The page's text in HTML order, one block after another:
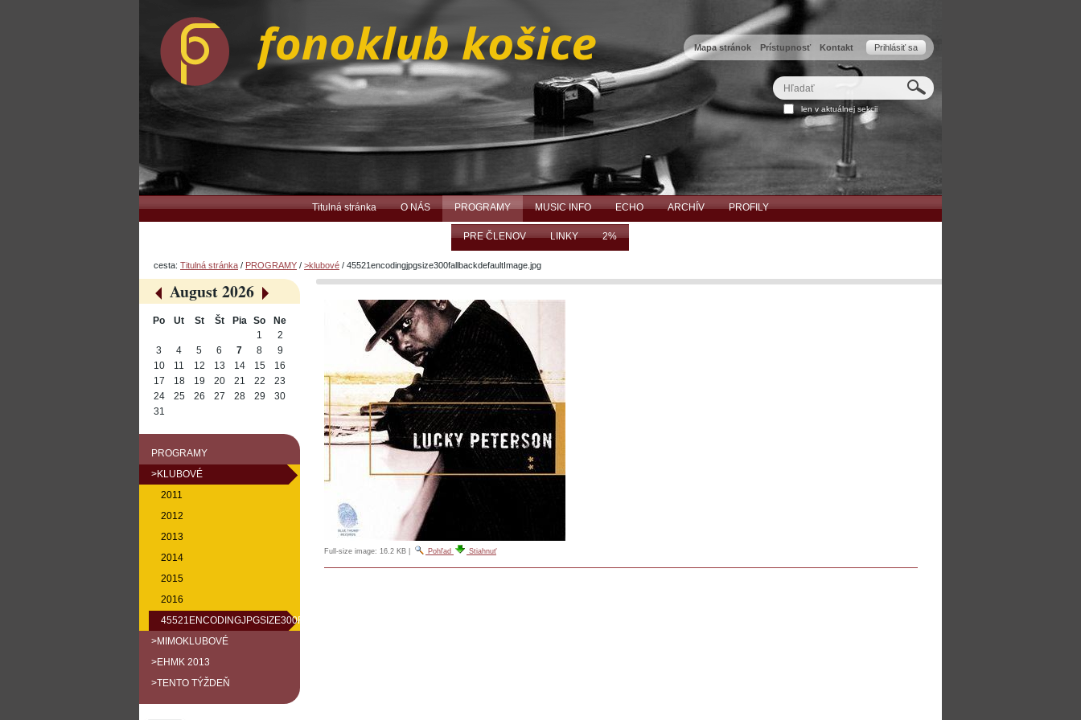
obsah.
navigáciu
Prihlásiť sa
Mapa stránok Prístupnosť Kontakt
Hľadať
len v aktuálnej sekcii
Rozšírené
vyhľadávanie...
Titulná stránka O NÁS PROGRAMY MUSIC INFO ECHO ARCHÍV PROFILY
PRE ČLENOV LINKY 2%
cesta: Titulná stránka / PROGRAMY / >klubové / 45521encodingjpgsize300fallbackdefaultImage.jpg
Full-size image: 16.2 KB Pohľad Stiahnuť
«
August 2026
»
Po Ut St Št Pia So
Ne
1
2
3
4 5 6 7 8
9
10
11 12 13 14 15
16
17
18 19 20 21 22
23
24
25 26 27 28 29
30
31
PROGRAMY
>KLUBOVÉ
2011
2012
2013
2014
2015
2016
45521ENCODINGJPGSIZE300FALLBACKDEFAULTIMAGE.JPG
>MIMOKLUBOVÉ
>EHMK 2013
>TENTO TÝŽDEŇ